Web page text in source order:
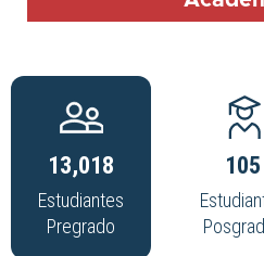
13,018
Estudiantes
Pregrado
105